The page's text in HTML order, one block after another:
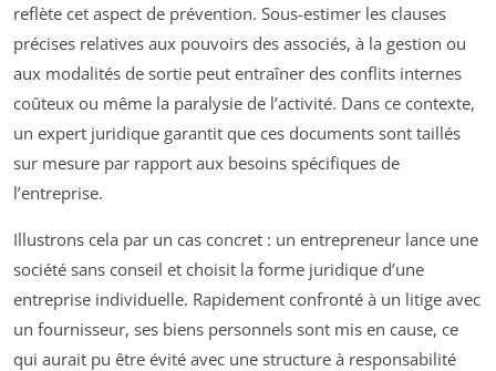
reflète cet aspect de prévention. Sous-estimer les clauses
précises relatives aux pouvoirs des associés, à la gestion ou
aux modalités de sortie peut entraîner des conflits internes
coûteux ou même la paralysie de l’activité. Dans ce contexte,
un expert juridique garantit que ces documents sont taillés
sur mesure par rapport aux besoins spécifiques de
l’entreprise.
Illustrons cela par un cas concret : un entrepreneur lance une
société sans conseil et choisit la forme juridique d’une
entreprise individuelle. Rapidement confronté à un litige avec
un fournisseur, ses biens personnels sont mis en cause, ce
qui aurait pu être évité avec une structure à responsabilité